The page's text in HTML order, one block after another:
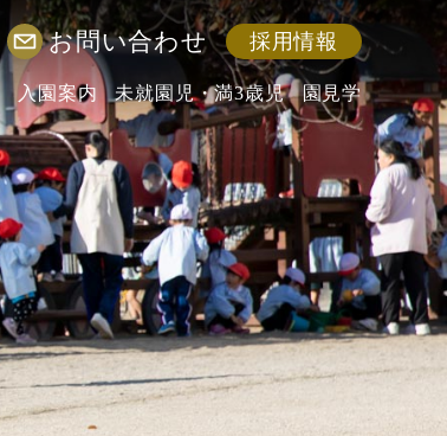
お問い合わせ 採用情報
入園案内 未就園児・満3歳児 園見学